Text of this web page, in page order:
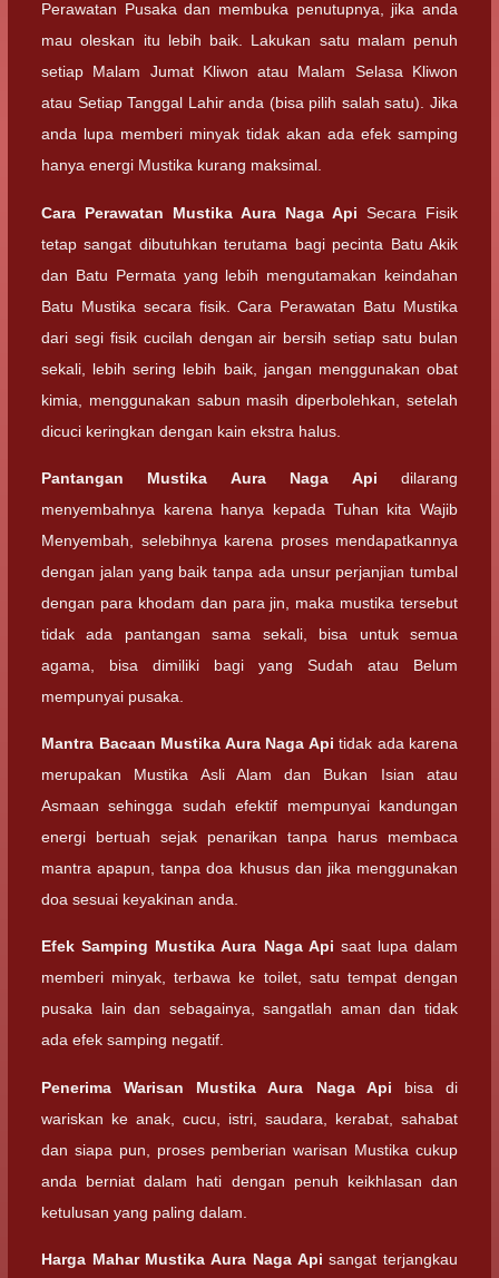
Perawatan Pusaka dan membuka penutupnya, jika anda
mau oleskan itu lebih baik. Lakukan satu malam penuh
setiap Malam Jumat Kliwon atau Malam Selasa Kliwon
atau Setiap Tanggal Lahir anda (bisa pilih salah satu). Jika
anda lupa memberi minyak tidak akan ada efek samping
hanya energi Mustika kurang maksimal.
Cara Perawatan Mustika Aura Naga Api Secara Fisik
tetap sangat dibutuhkan terutama bagi pecinta Batu Akik
dan Batu Permata yang lebih mengutamakan keindahan
Batu Mustika secara fisik. Cara Perawatan Batu Mustika
dari segi fisik cucilah dengan air bersih setiap satu bulan
sekali, lebih sering lebih baik, jangan menggunakan obat
kimia, menggunakan sabun masih diperbolehkan, setelah
dicuci keringkan dengan kain ekstra halus.
Pantangan Mustika Aura Naga Api dilarang
menyembahnya karena hanya kepada Tuhan kita Wajib
Menyembah, selebihnya karena proses mendapatkannya
dengan jalan yang baik tanpa ada unsur perjanjian tumbal
dengan para khodam dan para jin, maka mustika tersebut
tidak ada pantangan sama sekali, bisa untuk semua
agama, bisa dimiliki bagi yang Sudah atau Belum
mempunyai pusaka.
Mantra Bacaan Mustika Aura Naga Api tidak ada karena
merupakan Mustika Asli Alam dan Bukan Isian atau
Asmaan sehingga sudah efektif mempunyai kandungan
energi bertuah sejak penarikan tanpa harus membaca
mantra apapun, tanpa doa khusus dan jika menggunakan
doa sesuai keyakinan anda.
Efek Samping Mustika Aura Naga Api saat lupa dalam
memberi minyak, terbawa ke toilet, satu tempat dengan
pusaka lain dan sebagainya, sangatlah aman dan tidak
ada efek samping negatif.
Penerima Warisan Mustika Aura Naga Api bisa di
wariskan ke anak, cucu, istri, saudara, kerabat, sahabat
dan siapa pun, proses pemberian warisan Mustika cukup
anda berniat dalam hati dengan penuh keikhlasan dan
ketulusan yang paling dalam.
Harga Mahar Mustika Aura Naga Api sangat terjangkau